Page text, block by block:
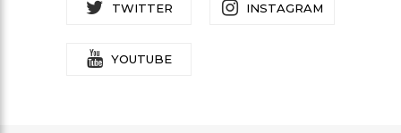
TWITTER INSTAGRAM
YOUTUBE